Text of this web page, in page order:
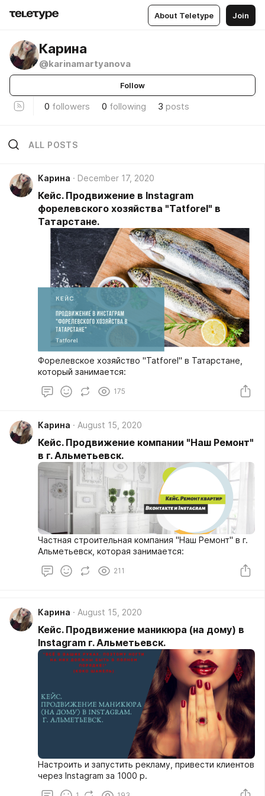
About Teletype Join
Карина
@karinamartyanova
Follow
0 followers 0 following 3 posts
ALL POSTS
Карина December 17, 2020
Кейс. Продвижение в Instagram
форелевского хозяйства "Tatforel" в
Татарстане.
Форелевское хозяйство "Tatforel" в Татарстане,
который занимается:
175
Карина August 15, 2020
Кейс. Продвижение компании "Наш Ремонт"
в г. Альметьевск.
Частная строительная компания "Наш Ремонт" в г.
Альметьевск, которая занимается:
211
Карина August 15, 2020
Кейс. Продвижение маникюра (на дому) в
Instagram г. Альметьевск.
Настроить и запустить рекламу, привести клиентов
через Instagram за 1000 р.